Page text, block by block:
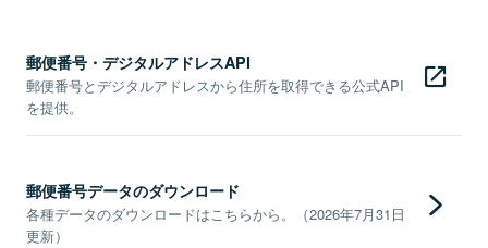
郵便番号・デジタルアドレスAPI
郵便番号とデジタルアドレスから住所を取得できる公式API
を提供。
郵便番号データのダウンロード
各種データのダウンロードはこちらから。（2026年7月31日
更新）